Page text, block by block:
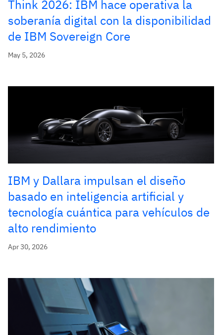
Think 2026: IBM hace operativa la
soberanía digital con la disponibilidad
de IBM Sovereign Core
May 5, 2026
IBM y Dallara impulsan el diseño
basado en inteligencia artificial y
tecnología cuántica para vehículos de
alto rendimiento
Apr 30, 2026